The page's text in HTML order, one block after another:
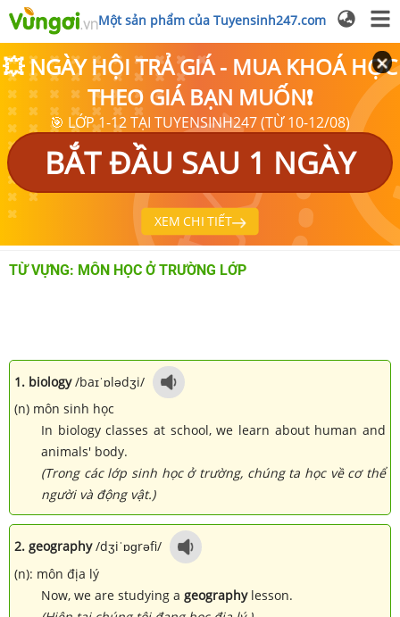
Một sản phẩm của Tuyensinh247.com
💥 NGÀY HỘI TRẢ GIÁ - MUA KHOÁ HỌC
THEO GIÁ BẠN MUỐN❗
🎯 LỚP 1-12 TẠI TUYENSINH247 (TỪ 10-12/08)
BẮT ĐẦU SAU 1 NGÀY
XEM CHI TIẾT
TỪ VỰNG: MÔN HỌC Ở TRƯỜNG LỚP
1. biology/baɪˈɒlədʒi/
(n) môn sinh học
In biology classes at school, we learn about human and
animals' body.
(Trong các lớp sinh học ở trường, chúng ta học về cơ thể
người và động vật.)
2. geography/dʒiˈɒɡrəfi/
(n): môn địa lý
Now, we are studying a geographylesson.